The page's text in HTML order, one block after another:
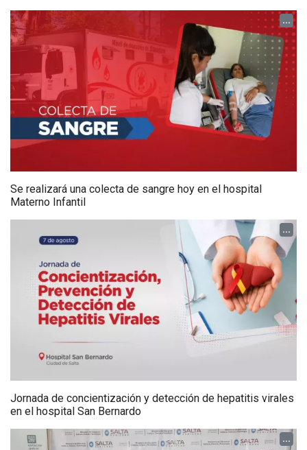
...
Se realizará una colecta de sangre hoy en el hospital
Materno Infantil
...
Jornada de concientización y detección de hepatitis virales
en el hospital San Bernardo
...